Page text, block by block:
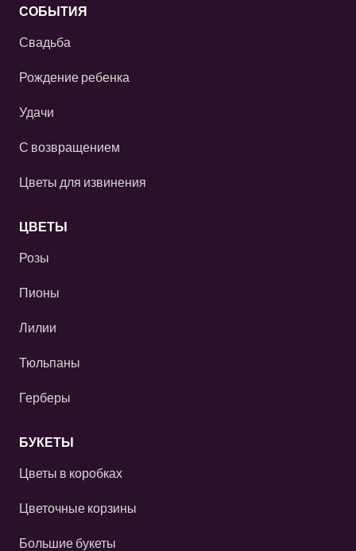
СОБЫТИЯ
Свадьба
Рождение ребенка
Удачи
С возвращением
Цветы для извинения
ЦВЕТЫ
Розы
Пионы
Лилии
Тюльпаны
Герберы
БУКЕТЫ
Цветы в коробках
Цветочные корзины
Большие букеты